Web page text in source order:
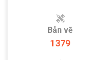
Bản vẽ
1379